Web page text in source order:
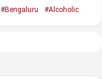
#Bengaluru #Alcoholic